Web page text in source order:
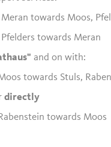
towards Moos,
towards Meran
and on with:
towards Stuls,
directly
towards Moos